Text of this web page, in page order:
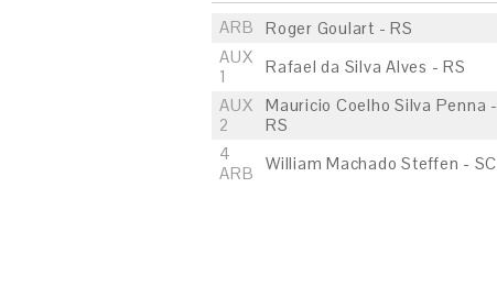
ARB
Roger Goulart - RS
AUX
1
Rafael da Silva Alves - RS
AUX
2
Mauricio Coelho Silva Penna -
RS
4
ARB
William Machado Steffen - SC